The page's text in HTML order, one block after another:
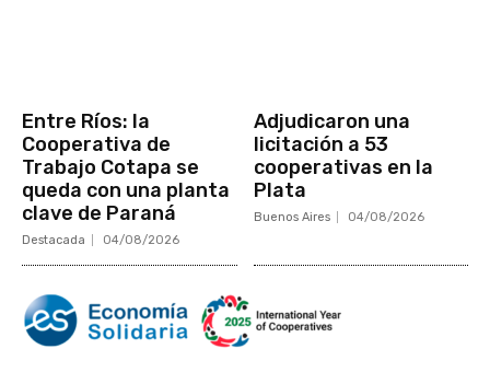
Entre Ríos: la
Cooperativa de
Trabajo Cotapa se
queda con una planta
clave de Paraná
Destacada 04/08/2026
Adjudicaron una
licitación a 53
cooperativas en la
Plata
Buenos Aires 04/08/2026